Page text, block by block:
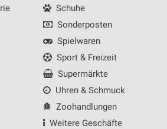
Schuhe
Sonderposten
Spielwaren
Sport & Freizeit
Supermärkte
Uhren & Schmuck
Zoohandlungen
Weitere Geschäfte